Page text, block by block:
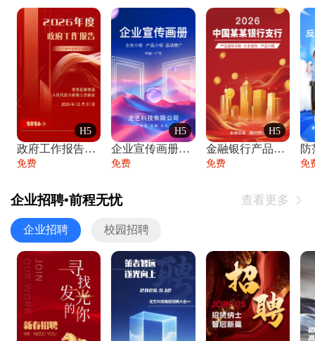
H5
政府工作报告政府年终工作总结
免费
H5
企业宣传画册公司简介产品介绍业务宣传手册
免费
H5
金融银行产品宣传手册企业宣传产品介绍
免费
防
免
企业招聘•前程无忧 查看更多 
企业招聘 校园招聘